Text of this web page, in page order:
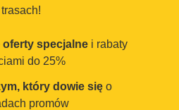
trasach!
oferty specjalne i rabaty
do 25%
który dowie się o
promów